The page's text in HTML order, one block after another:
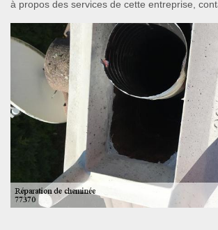
à propos des services de cette entreprise,